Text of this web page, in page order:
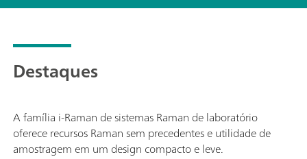
Destaques
A família i-Raman de sistemas Raman de laboratório
oferece recursos Raman sem precedentes e utilidade de
amostragem em um design compacto e leve.